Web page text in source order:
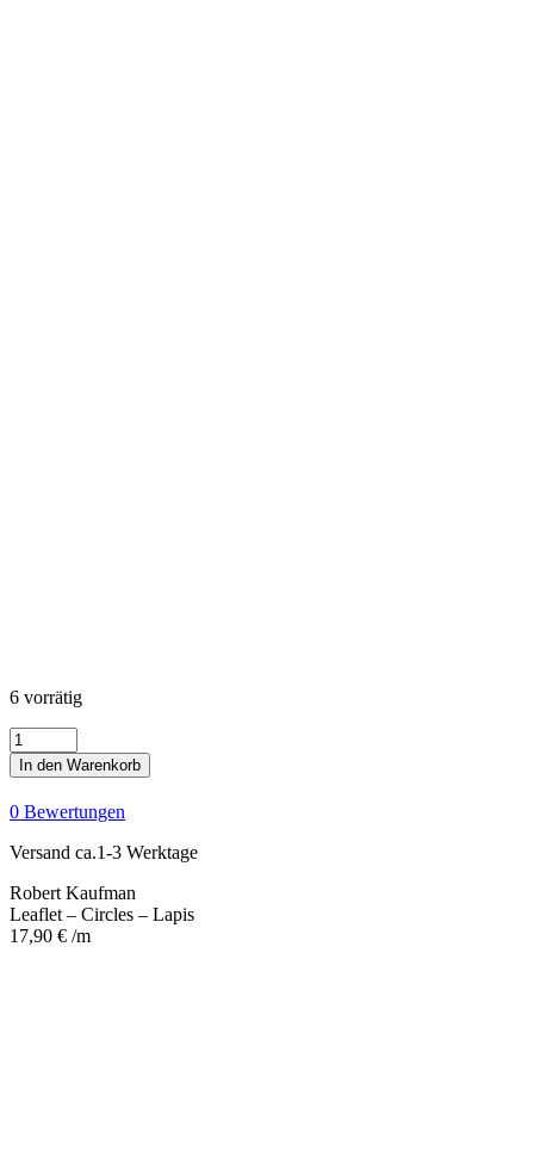
6 vorrätig
Leaflet
-
Circles
-
Lapis
Menge
In den Warenkorb
0 Bewertungen
Versand ca.1-3 Werktage
Robert Kaufman
Leaflet – Circles – Lapis
17,90 € /m